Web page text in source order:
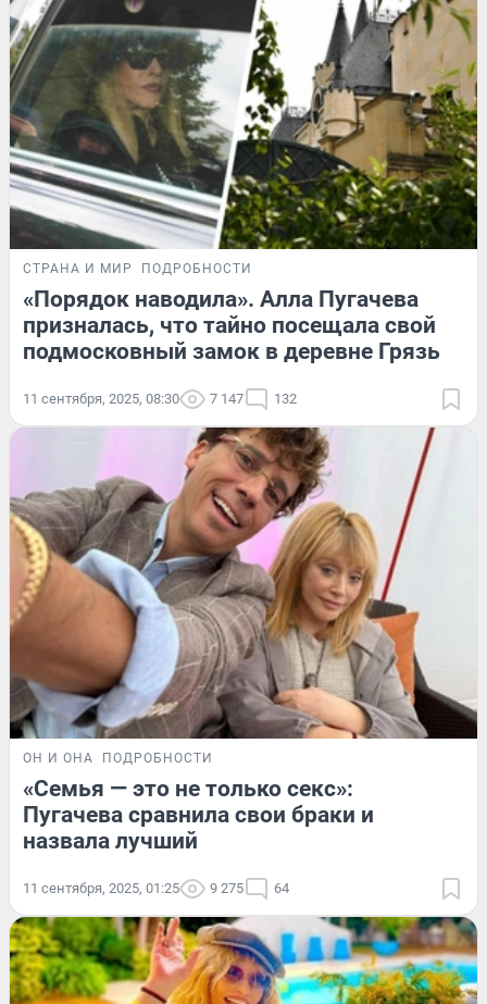
СТРАНА И МИР ПОДРОБНОСТИ
«Порядок наводила». Алла Пугачева
призналась, что тайно посещала свой
подмосковный замок в деревне Грязь
11 сентября, 2025, 08:30 7 147 132
ОН И ОНА ПОДРОБНОСТИ
«Семья — это не только секс»:
Пугачева сравнила свои браки и
назвала лучший
11 сентября, 2025, 01:25 9 275 64